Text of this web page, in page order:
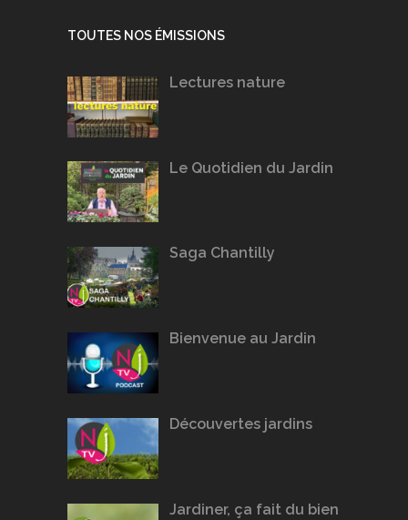
TOUTES NOS ÉMISSIONS
Lectures nature
Le Quotidien du Jardin
Saga Chantilly
Bienvenue au Jardin
Découvertes jardins
Jardiner, ça fait du bien